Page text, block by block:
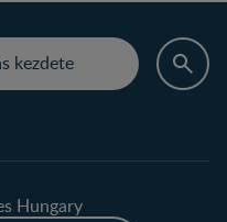
Hungary